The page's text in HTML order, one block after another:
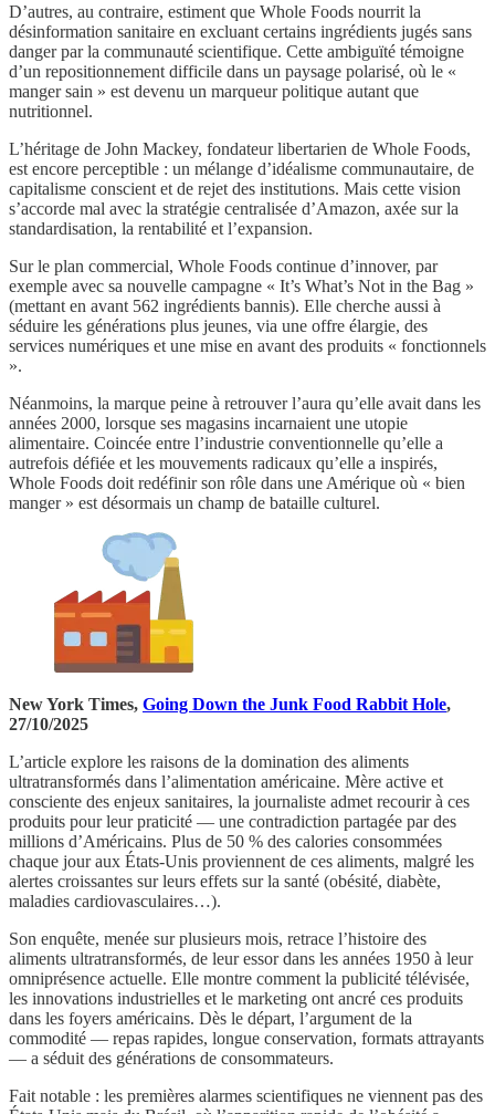
D’autres, au contraire, estiment que Whole Foods nourrit la
désinformation sanitaire en excluant certains ingrédients jugés sans
danger par la communauté scientifique. Cette ambiguïté témoigne
d’un repositionnement difficile dans un paysage polarisé, où le «
manger sain » est devenu un marqueur politique autant que
nutritionnel.
L’héritage de John Mackey, fondateur libertarien de Whole Foods,
est encore perceptible : un mélange d’idéalisme communautaire, de
capitalisme conscient et de rejet des institutions. Mais cette vision
s’accorde mal avec la stratégie centralisée d’Amazon, axée sur la
standardisation, la rentabilité et l’expansion.
Sur le plan commercial, Whole Foods continue d’innover, par
exemple avec sa nouvelle campagne « It’s What’s Not in the Bag »
(mettant en avant 562 ingrédients bannis). Elle cherche aussi à
séduire les générations plus jeunes, via une offre élargie, des
services numériques et une mise en avant des produits « fonctionnels
».
Néanmoins, la marque peine à retrouver l’aura qu’elle avait dans les
années 2000, lorsque ses magasins incarnaient une utopie
alimentaire. Coincée entre l’industrie conventionnelle qu’elle a
autrefois défiée et les mouvements radicaux qu’elle a inspirés,
Whole Foods doit redéfinir son rôle dans une Amérique où « bien
manger » est désormais un champ de bataille culturel.
New York Times, Going Down the Junk Food Rabbit Hole,
27/10/2025
L’article explore les raisons de la domination des aliments
ultratransformés dans l’alimentation américaine. Mère active et
consciente des enjeux sanitaires, la journaliste admet recourir à ces
produits pour leur praticité — une contradiction partagée par des
millions d’Américains. Plus de 50 % des calories consommées
chaque jour aux États-Unis proviennent de ces aliments, malgré les
alertes croissantes sur leurs effets sur la santé (obésité, diabète,
maladies cardiovasculaires…).
Son enquête, menée sur plusieurs mois, retrace l’histoire des
aliments ultratransformés, de leur essor dans les années 1950 à leur
omniprésence actuelle. Elle montre comment la publicité télévisée,
les innovations industrielles et le marketing ont ancré ces produits
dans les foyers américains. Dès le départ, l’argument de la
commodité — repas rapides, longue conservation, formats attrayants
— a séduit des générations de consommateurs.
Fait notable : les premières alarmes scientifiques ne viennent pas des